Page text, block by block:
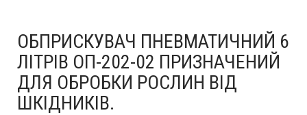
ОБПРИСКУВАЧ ПНЕВМАТИЧНИЙ 6
ЛІТРІВ ОП-202-02 ПРИЗНАЧЕНИЙ
ДЛЯ ОБРОБКИ РОСЛИН ВІД
ШКІДНИКІВ.